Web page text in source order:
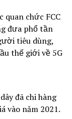
quan chức FCC
đưa phổ tần
tiêu dùng,
thế giới về 5G
đã chi hàng
vào năm 2021.